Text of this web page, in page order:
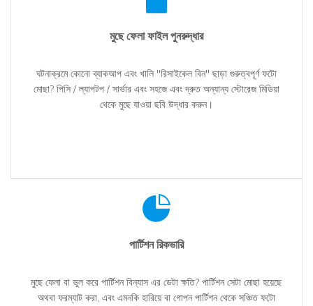
মুছে ফেলা ফাইল পুনরুদ্ধার
ঘটনাক্রমে কোনো ব্যাকআপ এবং খালি "রিসাইকেল বিন" ছাড়া গুরুত্বপূর্ণ ফটো
মোছা? পিসি / ল্যাপটপ / সার্ভার এবং সহজে এবং দ্রুত অন্যান্য স্টোরেজ মিডিয়া
থেকে মুছে যাওয়া ছবি উদ্ধার করুন।
পার্টিশন রিকভারি
মুছে ফেলা বা ভুল করে পার্টিশন বিন্যাস এর ডেটা ক্ষতি? পার্টিশন সেটা মোছা হয়েছে
অথবা ফরম্যাট করা, এবং এমনকি হারিয়ে বা গোপন পার্টিশন থেকে সঞ্চিত ফটো